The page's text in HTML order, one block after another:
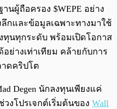
นผู้ถือครอง $WEPE อย่าง
กและข้อมูลเฉพาะทางมาใช้
ทุนทุกระดับ พร้อมเปิดโอกาส
ย่างเท่าเทียม คล้ายกับการ
าดคริปโต
Degen นักลงทุนเพียงแค่
วงโปรเจกต์เริ่มต้นของ Wall